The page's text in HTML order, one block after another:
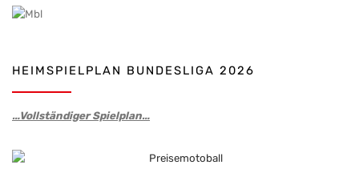
HEIMSPIELPLAN BUNDESLIGA 2026
…Vollständiger Spielplan…